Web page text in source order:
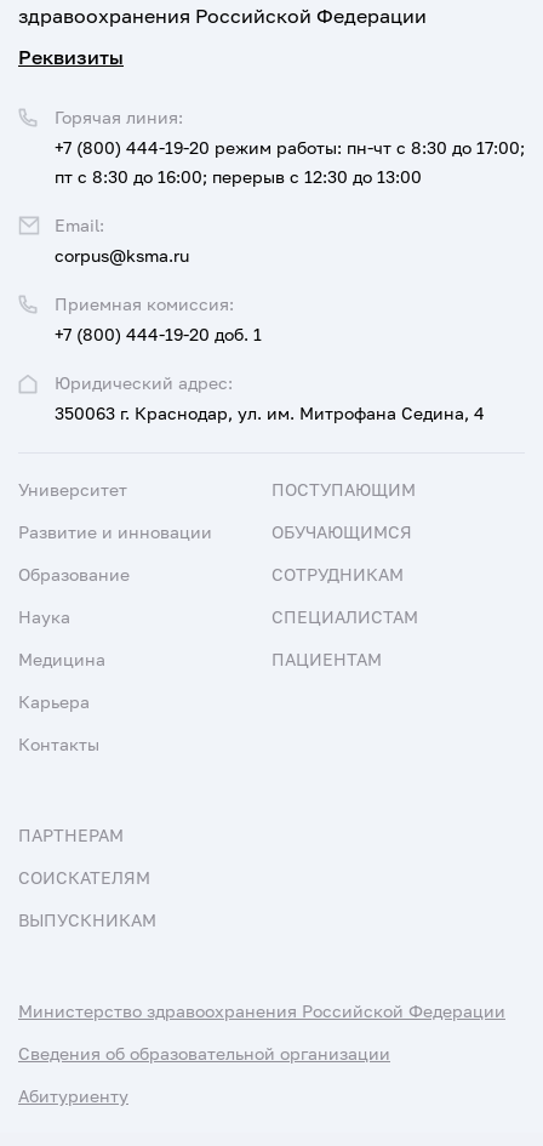
здравоохранения Российской Федерации
Реквизиты
Юридический адрес:
350063 г. Краснодар, ул. им. Митрофана Седина, 4
Приемная комиссия:
+7 (800) 444-19-20 доб. 1
Горячая линия:
+7 (800) 444-19-20 режим работы: пн-чт с 8:30 до 17:00;
пт с 8:30 до 16:00; перерыв с 12:30 до 13:00
Email:
corpus@ksma.ru
Университет
Развитие и инновации
Образование
Наука
Медицина
Карьера
Контакты
ПОСТУПАЮЩИМ
ОБУЧАЮЩИМСЯ
СОТРУДНИКАМ
СПЕЦИАЛИСТАМ
ПАЦИЕНТАМ
ПАРТНЕРАМ
СОИСКАТЕЛЯМ
ВЫПУСКНИКАМ
Министерство здравоохранения Российской Федерации
Сведения об образовательной организации
Абитуриенту